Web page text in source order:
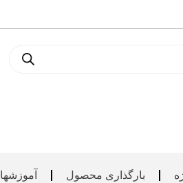
بارگذاری محصول آموزشها